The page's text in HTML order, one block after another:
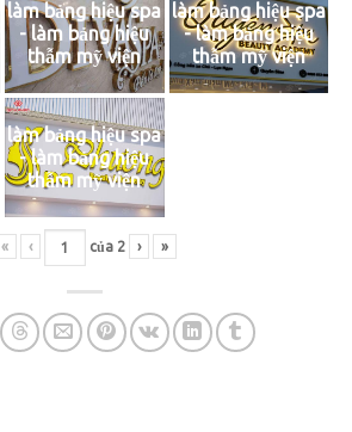
làm bảng hiệu spa
- làm bảng hiệu
thẫm mỹ viện
làm bảng hiệu spa
- làm bảng hiệu
thẫm mỹ viện
làm bảng hiệu spa
- làm bảng hiệu
thẫm mỹ viện
« ‹ của 2 › »